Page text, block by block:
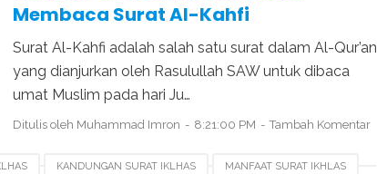
Membaca Surat Al-Kahfi
Surat Al-Kahfi adalah salah satu surat dalam Al-Qur’an
yang dianjurkan oleh Rasulullah SAW untuk dibaca
umat Muslim pada hari Ju…
Ditulis oleh Muhammad Imron 8:21:00 PM Tambah Komentar
KANDUNGAN SURAT IKLHAS MANFAAT SURAT IKHLAS